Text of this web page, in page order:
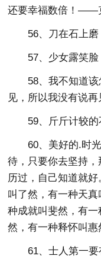
还要幸福数倍！——
56、刀在石上磨
57、少女露笑脸
58、我不知道
见，所以我没有说
59、斤斤计较的
60、美好的.时
待，只要你去坚持
历过，自己知道就
叫了然，有一种天
种成就叫斐然，有
然，有一种释怀叫惠
61、士人第一要